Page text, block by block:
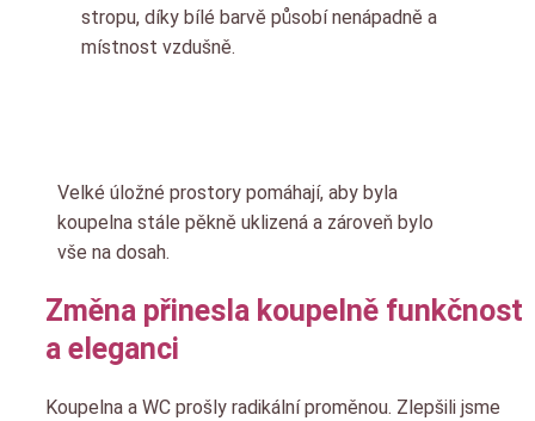
stropu, díky bílé barvě působí nenápadně a
místnost vzdušně.
Velké úložné prostory pomáhají, aby byla
koupelna stále pěkně uklizená a zároveň bylo
vše na dosah.
Změna přinesla koupelně funkčnost
a eleganci
Koupelna a WC prošly radikální proměnou. Zlepšili jsme